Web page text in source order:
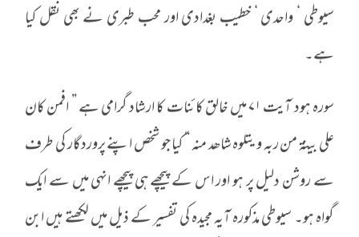
سیوطی ‘ واحدی ‘ خطیب بغدادی اور محب طبری نے بھی نقل کیا
ہے۔
سورہ ہود آیت ۷۱ میں خالق کائنات کا ارشاد گرامی ہے ” افمن کان
علی بینۃ من ربہ و یتلوہ شاھد منہ “ کیا جو شخص اپنے پروردگار کی طرف
سے روشن دلیل پر ہو اور اس کے پیچھے ہی پیچھے انہی میں سے ایک
گواہ ہو۔ سیوطی مذکورہ آیہ مجیدہ کی تفسیر کے ذیل میں لکھتے ہیں ابن